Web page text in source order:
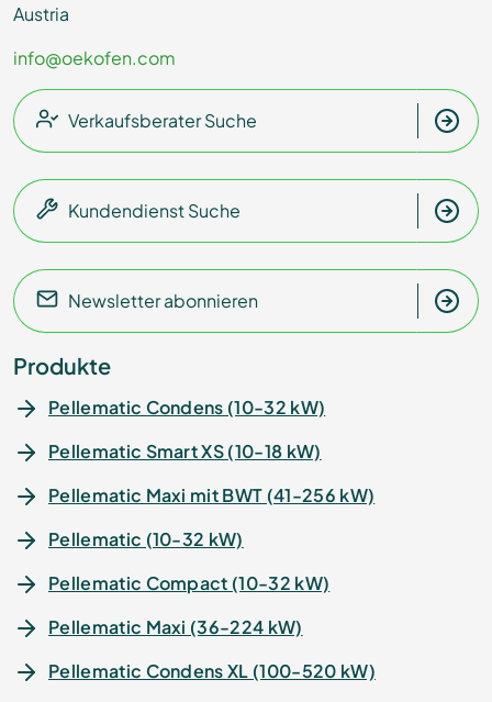
Austria
info@oekofen.com
Verkaufsberater Suche
Kundendienst Suche
Newsletter abonnieren
Produkte
Pellematic Condens (10-32 kW)
Pellematic Smart XS (10-18 kW)
Pellematic Maxi mit BWT (41-256 kW)
Pellematic (10-32 kW)
Pellematic Compact (10-32 kW)
Pellematic Maxi (36-224 kW)
Pellematic Condens XL (100-520 kW)